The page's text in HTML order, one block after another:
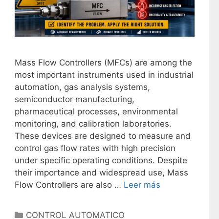
Mass Flow Controllers (MFCs) are among the
most important instruments used in industrial
automation, gas analysis systems,
semiconductor manufacturing,
pharmaceutical processes, environmental
monitoring, and calibration laboratories.
These devices are designed to measure and
control gas flow rates with high precision
under specific operating conditions. Despite
their importance and widespread use, Mass
Flow Controllers are also … Leer más
C
CONTROL AUTOMATICO